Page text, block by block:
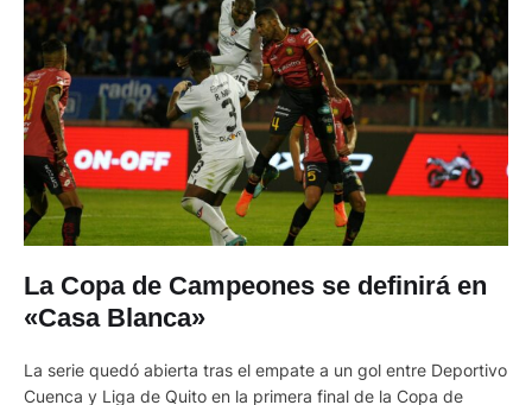
La Copa de Campeones se definirá en
«Casa Blanca»
La serie quedó abierta tras el empate a un gol entre Deportivo
Cuenca y Liga de Quito en la primera final de la Copa de